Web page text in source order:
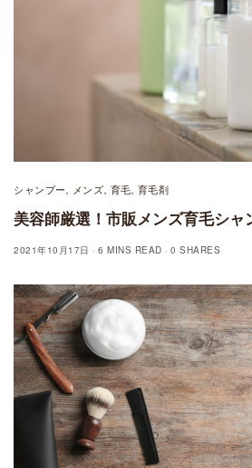
シャンプー, メンズ, 育毛, 育毛剤
美容師厳選！市販メンズ育毛シャ
2021年10月17日 6 MINS READ 0 SHARES